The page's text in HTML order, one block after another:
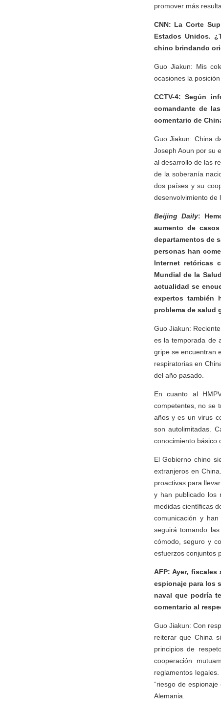
promover más
CNN: La Corte
Estados Unidos.
chino brindando
Guo Jiakun: Mis
ocasiones la
CCTV-4: Según
comandante de
comentario de
Guo Jiakun: China
Joseph Aoun por su
al desarrollo de las
de la soberanía
dos países y su
desenvolvimiento de
Beijing Daily:
aumento de
departamentos de
personas han
Internet retóricas
Mundial de la
actualidad se
expertos también
problema de salud
Guo Jiakun:
es la temporada de
gripe se encuentran
respiratorias en
del año pasado.
En cuanto al
competentes, no se
años y es un virus
son autolimitadas.
conocimiento básico
El Gobierno chino
extranjeros en
proactivas para
y han publicado los
medidas científicas
comunicación y
seguirá tomando
cómodo, seguro y
esfuerzos conjuntos
AFP: Ayer,
espionaje para los
naval que podría
comentario al
Guo Jiakun: Con
reiterar que China
principios de
cooperación
reglamentos
“riesgo de
Alemania.